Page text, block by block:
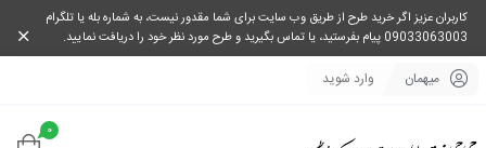
کاربران عزیز اگر خرید طرح از طریق وب سایت برای شما مقدور نیست، به شماره بله یا تلگرام
09033063003 پیام بفرستید، یا تماس بگیرید و طرح مورد نظر خود را دریافت نمایید.
میهمان وارد شوید
0